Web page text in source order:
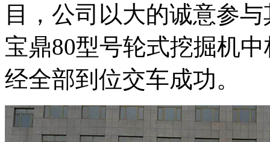
目，公司以大的诚意参
宝鼎80型号轮式挖掘机
经全部到位交车成功。